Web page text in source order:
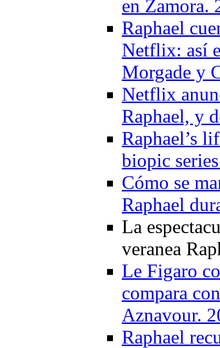
en Zamora.
Raphael
Netflix: así
Morgade y
Netflix
Raphael, y
Raphael’s
biopic
Cómo se
Raphael
La
veranea
Le Figaro
compara
Aznavour.
Raphael